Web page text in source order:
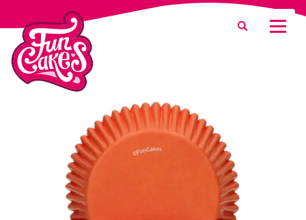
Que recherchez-vous ?